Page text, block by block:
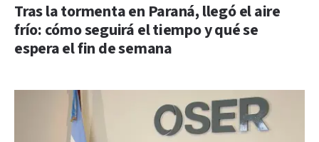
Tras la tormenta en Paraná, llegó el aire
frío: cómo seguirá el tiempo y qué se
espera el fin de semana